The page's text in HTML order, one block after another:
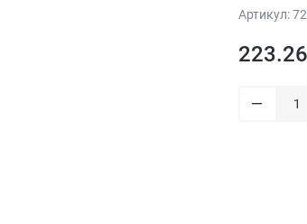
Артикул:
–